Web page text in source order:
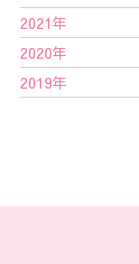
2021年
2020年
2019年